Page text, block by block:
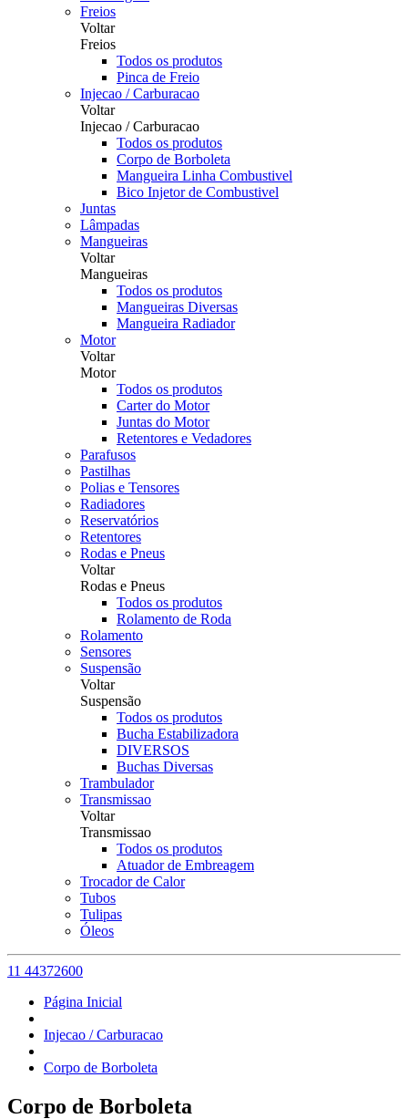
Freios
Voltar
Freios
Todos os produtos
Pinca de Freio
Injecao / Carburacao
Voltar
Injecao / Carburacao
Todos os produtos
Corpo de Borboleta
Mangueira Linha Combustivel
Bico Injetor de Combustivel
Juntas
Lâmpadas
Mangueiras
Voltar
Mangueiras
Todos os produtos
Mangueiras Diversas
Mangueira Radiador
Motor
Voltar
Motor
Todos os produtos
Carter do Motor
Juntas do Motor
Retentores e Vedadores
Parafusos
Pastilhas
Polias e Tensores
Radiadores
Reservatórios
Retentores
Rodas e Pneus
Voltar
Rodas e Pneus
Todos os produtos
Rolamento de Roda
Rolamento
Sensores
Suspensão
Voltar
Suspensão
Todos os produtos
Bucha Estabilizadora
DIVERSOS
Buchas Diversas
Trambulador
Transmissao
Voltar
Transmissao
Todos os produtos
Atuador de Embreagem
Trocador de Calor
Tubos
Tulipas
Óleos
11 44372600
Página Inicial
Injecao / Carburacao
Corpo de Borboleta
Corpo de Borboleta